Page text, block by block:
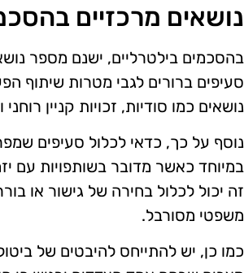
נושאים מרכזיים
בהסכמים בילטרליים, ישנם מספר
סעיפים ברורים לגבי מטרות שיתוף
נושאים כמו סודיות, זכויות קניין
נוסף על כך, כדאי לכלול סעיפים
במיוחד כאשר מדובר בשותפויות עם
זה יכול לכלול בחירה של גישור או
משפטי מסורבל.
כמו כן, יש להתייחס להיבטים של